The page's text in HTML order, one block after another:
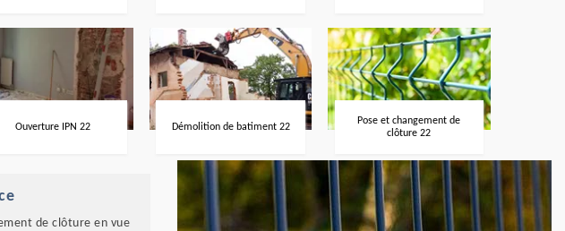
Ouverture IPN 22 Démolition de batiment 22
Pose et changement de
clôture 22
de clôture en vue